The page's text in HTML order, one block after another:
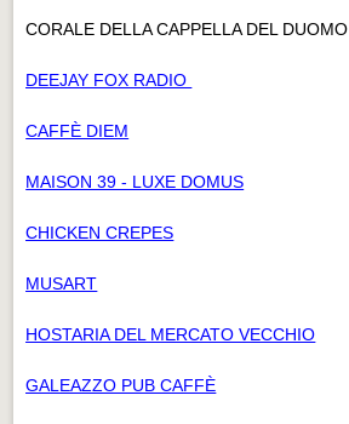
CORALE DELLA CAPPELLA DEL DUOMO
DEEJAY FOX RADIO
CAFFÈ DIEM
MAISON 39 - LUXE DOMUS
CHICKEN CREPES
MUSART
HOSTARIA DEL MERCATO VECCHIO
GALEAZZO PUB CAFFÈ